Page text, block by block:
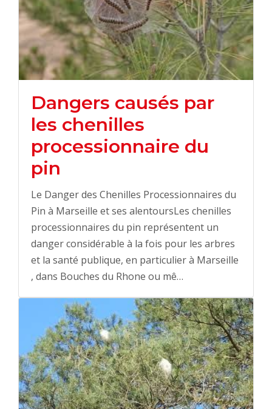
Dangers causés par
les chenilles
processionnaire du
pin
Le Danger des Chenilles Processionnaires du
Pin à Marseille et ses alentoursLes chenilles
processionnaires du pin représentent un
danger considérable à la fois pour les arbres
et la santé publique, en particulier à Marseille
, dans Bouches du Rhone ou mê…